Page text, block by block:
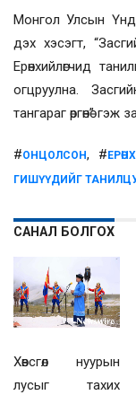
Монгол Улсын
дэх хэсэгт,
Ерөнхийлөгчид
огцруулна.
тангараг өргөнө” гэж
#ОНЦОЛСОН, #
ГИШҮҮДИЙГ
САНАЛ БОЛГОХ
Хөвсгөл нуурын
лусыг тахих